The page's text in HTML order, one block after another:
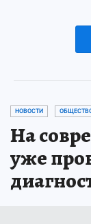
НОВОСТИ
На
уже